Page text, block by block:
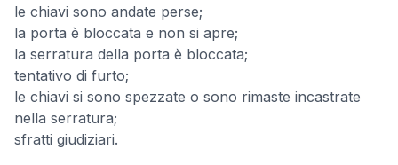
le chiavi sono andate perse;
la porta è bloccata e non si apre;
la serratura della porta è bloccata;
tentativo di furto;
le chiavi si sono spezzate o sono rimaste incastrate
nella serratura;
sfratti giudiziari.